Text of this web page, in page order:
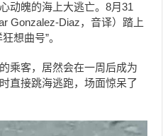
动魄的海上大逃亡。8月31
Gonzalez-Diaz，音译）踏上
想曲号”。
乘客，居然会在一周后成为
直接跳海逃跑，场面惊呆了